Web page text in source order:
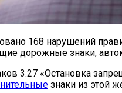
168 нарушений
дорожные знаки,
3.27 «Остановка
знаки из этой